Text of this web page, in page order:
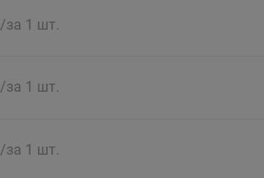
/за 1 шт.
/за 1 шт.
/за 1 шт.